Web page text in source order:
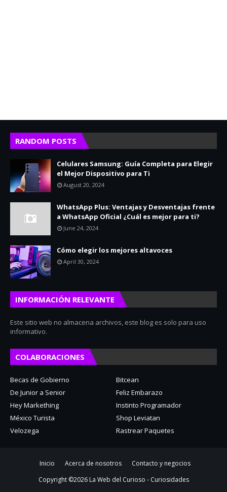
RANDOM POSTS
Celulares Samsung: Guía Completa para Elegir
el Mejor Dispositivo para Ti
August 20, 2024
WhatsApp Plus: Ventajas y Desventajas frente
a WhatsApp Oficial ¿Cuál es mejor para ti?
June 24, 2024
Cómo elegir los mejores altavoces
April 30, 2024
INFORMACIÓN RELEVANTE
Este sitio web no almacena archivos, este blog es solo para uso
informativo.
COLABORACIONES
Becas de Gobierno
Bitcean
De Junior a Senior
Feliz Embarazo
Hey Markething
Instinto Programador
México Turista
Shop Leviatan
Velozega
Rastrear Paquetes
Inicio Acerca de nosotros
Contacto y negocios
Copyright ©2026 La Web del Curioso - Curiosidades